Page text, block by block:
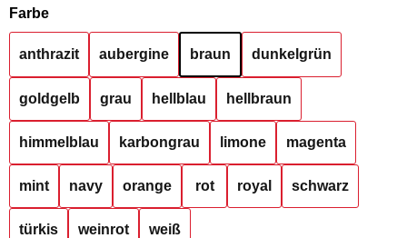
Farbeauswählen
anthrazit aubergine braun dunkelgrün
goldgelb grau hellblau hellbraun
himmelblau karbongrau limone magenta
mint navy orange rot royal schwarz
türkis weinrot weiß